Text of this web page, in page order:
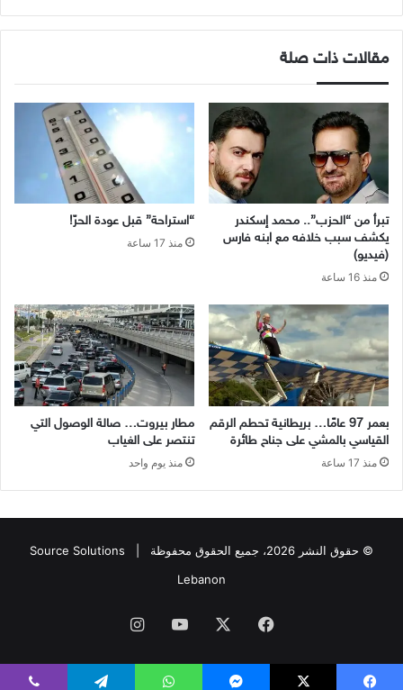
مقالات ذات صلة
تبرأ من “الحزب”.. محمد إسكندر
يكشف سبب خلافه مع ابنه فارس
(فيديو)
منذ 16 ساعة
“استراحة” قبل عودة الحرّ!
منذ 17 ساعة
بعمر 97 عامًا… بريطانية تحطم الرقم
القياسي بالمشي على جناح طائرة
منذ 17 ساعة
مطار بيروت… صالة الوصول التي
تنتصر على الغياب
منذ يوم واحد
© حقوق النشر 2026، جميع الحقوق محفوظة |
Source Solutions
Lebanon
فيسبوك يوتيوبانستقرام